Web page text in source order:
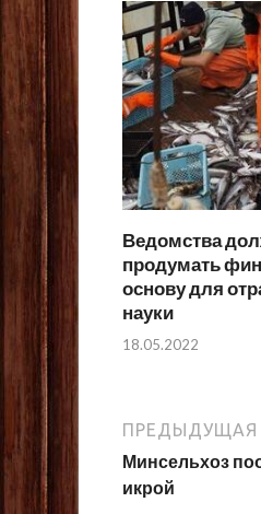
Ведомства
продумать
основу для
науки
18.05.2022
ПРЕДЫДУЩАЯ
Минсельхоз
икрой